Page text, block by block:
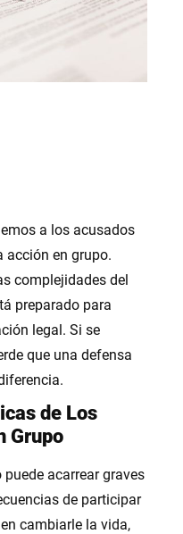
a los acusados
acción en grupo.
complejidades del
preparado para
legal. Si se
que una defensa
de Los
Grupo
acarrear graves
de participar
cambiarle la vida,